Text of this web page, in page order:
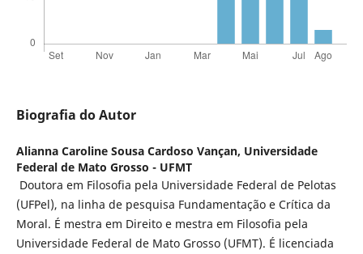
Biografia do Autor
Alianna Caroline Sousa Cardoso Vançan, Universidade
Federal de Mato Grosso - UFMT
Doutora em Filosofia pela Universidade Federal de Pelotas
(UFPel), na linha de pesquisa Fundamentação e Crítica da
Moral. É mestra em Direito e mestra em Filosofia pela
Universidade Federal de Mato Grosso (UFMT). É licenciada